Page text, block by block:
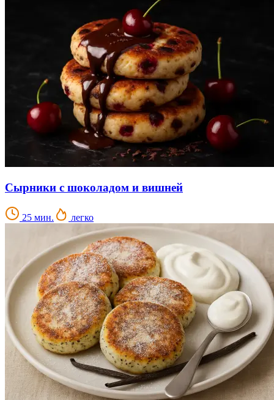
Сырники с шоколадом и вишней
25 мин. легко